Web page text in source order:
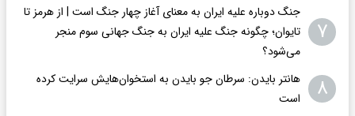
۷
جنگ دوباره علیه ایران به معنای آغاز چهار جنگ است | از هرمز تا
تایوان؛ چگونه جنگ علیه ایران به جنگ جهانی سوم منجر
می‌شود؟
۸
هانتر بایدن: سرطان جو بایدن به استخوان‌هایش سرایت کرده
است